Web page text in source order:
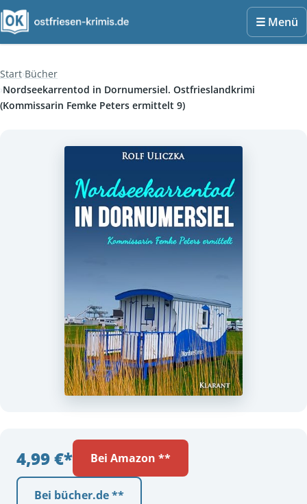
☰ Menü
Start Bücher
Nordseekarrentod in Dornumersiel. Ostfrieslandkrimi
(Kommissarin Femke Peters ermittelt 9)
4,99 €* Bei Amazon **
Bei bücher.de **